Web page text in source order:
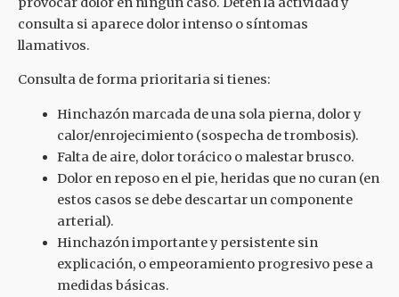
consulta si aparece dolor intenso o síntomas
llamativos.
Consulta de forma prioritaria si tienes:
Hinchazón marcada de una sola pierna, dolor y
calor/enrojecimiento (sospecha de trombosis).
Falta de aire, dolor torácico o malestar brusco.
Dolor en reposo en el pie, heridas que no curan (en
estos casos se debe descartar un componente
arterial).
Hinchazón importante y persistente sin
explicación, o empeoramiento progresivo pese a
medidas básicas.